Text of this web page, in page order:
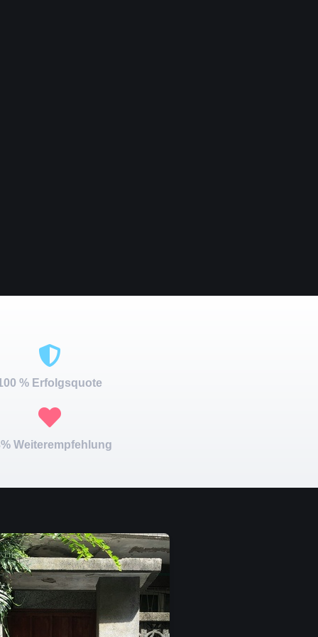
% Erfolgsquote
Weiterempfehlung